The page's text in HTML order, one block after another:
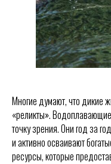
Многие думают, что дикие
«реликты».
точку зрения. Они год за
и активно осваивают
ресурсы, которые